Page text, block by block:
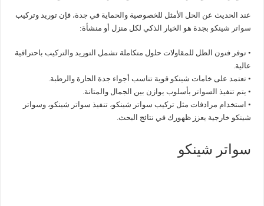
عند الحديث عن الحل الأمثل للخصوصية والحماية في جدة، فإن توريد وتركيب
سواتر شينكو بجدة هو الخيار الذكي لكل منزل أو منشأة:
• توفر فنون الظل للمقاولات حلول متكاملة تشمل التوريد والتركيب باحترافية
عالية.
• تعتمد على خامات شينكو قوية تناسب أجواء جدة الحارة والرطبة.
• يتم تنفيذ السواتر بأسلوب يوازن بين الجمال والمتانة.
• استخدام مرادفات مثل تركيب سواتر شينكو، تنفيذ سواتر شينكو، وسواتر
شينكو خارجية يعزز ظهورك في نتائج البحث.
سواتر شينكو